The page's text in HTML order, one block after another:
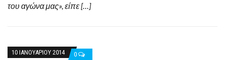
του αγώνα μας», είπε […]
10 ΙΑΝΟΥΑΡΊΟΥ 2014 0